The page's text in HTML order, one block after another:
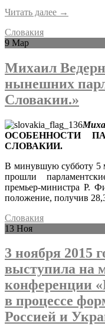
Читать далее →
Словакия
9 Мар
Михаил
нынешних
Словакии.»
ОСОБЕННОСТИ
СЛОВАКИИ.
В минувшую субботу 5
прошли
премьер-министра Р.
положение, получив
Словакия
13 Ноя
3 ноября 2015
выступила на
конференции
в процессе
Россией и